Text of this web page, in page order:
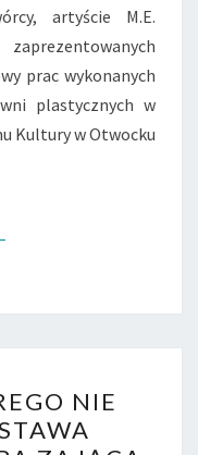
artyście M.E.
prac wykonanych
plastycznych w
Kultury w Otwocku
MORE
NIE